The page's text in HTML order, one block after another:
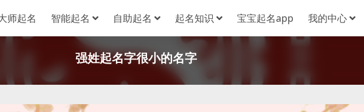
师起名 智能起名 自助起名 起名知识 宝宝起名app 我的中心
强姓起名字很小的名字